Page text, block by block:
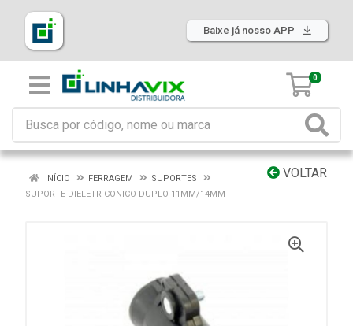
Baixe já nosso APP
0
VOLTAR
INÍCIO FERRAGEM
SUPORTES
SUPORTE DIELETR CONICO DUPLO 11MM/14MM